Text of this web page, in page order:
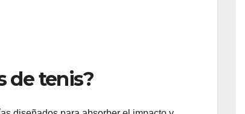
de tenis?